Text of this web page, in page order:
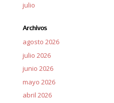
julio
Archivos
agosto 2026
julio 2026
junio 2026
mayo 2026
abril 2026